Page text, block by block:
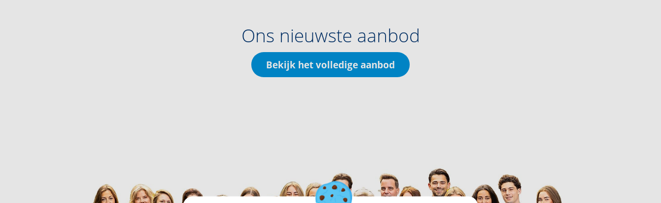
Ons nieuwste aanbod
Bekijk het volledige aanbod